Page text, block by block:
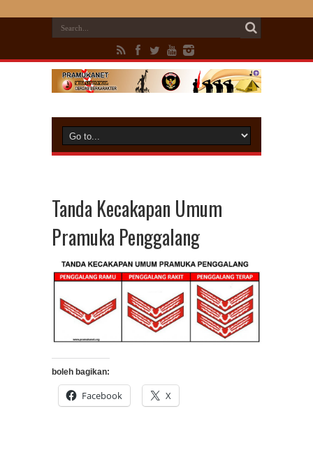
Tanda Kecakapan Umum
Pramuka Penggalang
boleh bagikan:
Facebook X